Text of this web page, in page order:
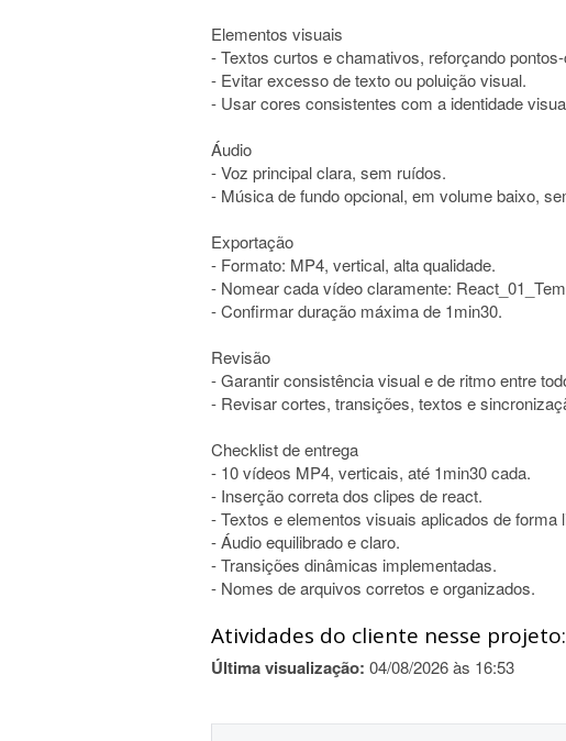
Elementos visuais
- Textos curtos e chamativos, reforçando
- Evitar excesso de texto ou poluição visual.
- Usar cores consistentes com a identidade
Áudio
- Voz principal clara, sem ruídos.
- Música de fundo opcional, em volume baixo,
Exportação
- Formato: MP4, vertical, alta qualidade.
- Nomear cada vídeo claramente:
- Confirmar duração máxima de 1min30.
Revisão
- Garantir consistência visual e de ritmo entre
- Revisar cortes, transições, textos e
Checklist de entrega
- 10 vídeos MP4, verticais, até 1min30 cada.
- Inserção correta dos clipes de react.
- Textos e elementos visuais aplicados de forma
- Áudio equilibrado e claro.
- Transições dinâmicas implementadas.
- Nomes de arquivos corretos e organizados.
Atividades do cliente nesse projeto:
Última visualização: 04/08/2026 às 16:53